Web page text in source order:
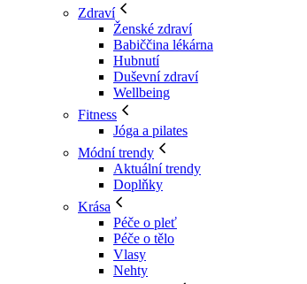
Zdraví
Ženské zdraví
Babiččina lékárna
Hubnutí
Duševní zdraví
Wellbeing
Fitness
Jóga a pilates
Módní trendy
Aktuální trendy
Doplňky
Krása
Péče o pleť
Péče o tělo
Vlasy
Nehty